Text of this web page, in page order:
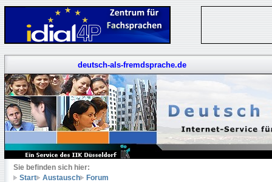
deutsch-als-fremdsprache.de
Sie befinden sich hier:
Start
Austausch Forum